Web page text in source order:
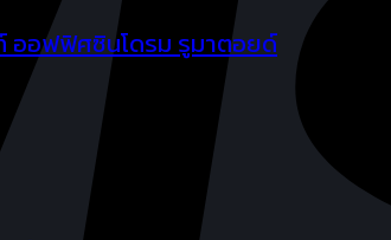
ออฟฟิศซินโดรม รูมาตอยด์